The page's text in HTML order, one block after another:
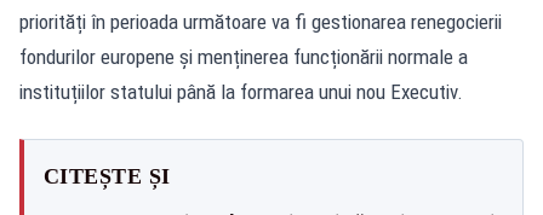
priorități în perioada următoare va fi gestionarea renegocierii
fondurilor europene și menținerea funcționării normale a
instituțiilor statului până la formarea unui nou Executiv.
CITEȘTE ȘI